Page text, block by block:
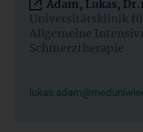
Adam, Lukas,
Universitätsklinik
Allgemeine
Schmerztherapie